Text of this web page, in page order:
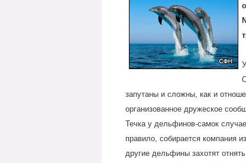
запутаны и сложны, как и
организованное дружеское
Течка у дельфинов-самок
правило, собирается компания
другие дельфины захотят